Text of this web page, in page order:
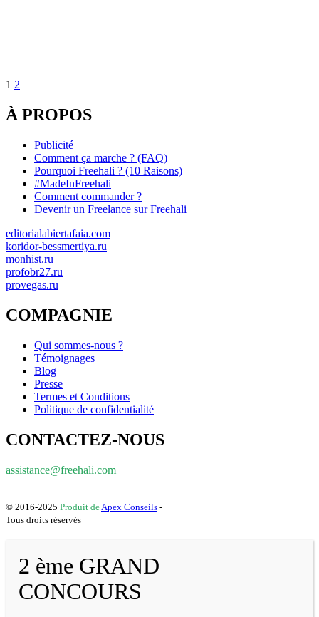
1 2
À PROPOS
Publicité
Comment ça marche ? (FAQ)
Pourquoi Freehali ? (10 Raisons)
#MadeInFreehali
Comment commander ?
Devenir un Freelance sur Freehali
editorialabiertafaia.com
koridor-bessmertiya.ru
monhist.ru
profobr27.ru
provegas.ru
COMPAGNIE
Qui sommes-nous ?
Témoignages
Blog
Presse
Termes et Conditions
Politique de confidentialité
CONTACTEZ-NOUS
assistance@freehali.com
© 2016-2025 Produit de Apex Conseils -
Tous droits réservés
2 ème GRAND
CONCOURS